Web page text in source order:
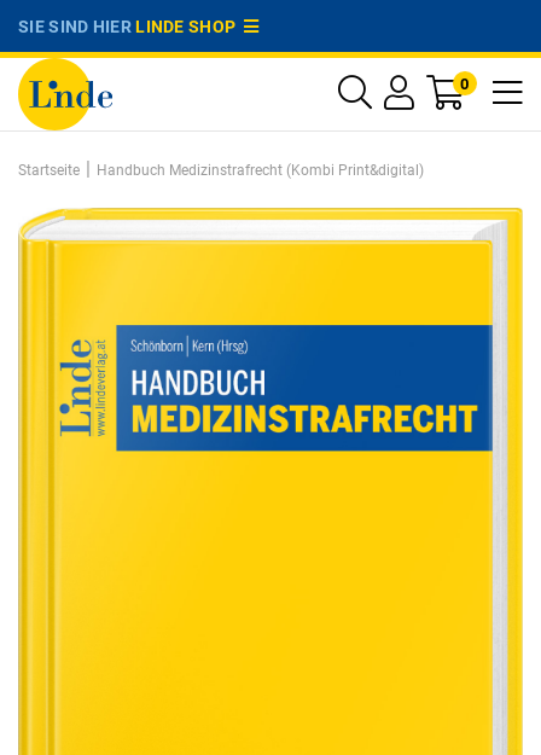
SIE SIND HIERLINDE SHOP
0
Startseite | Handbuch Medizinstrafrecht (Kombi Print&digital)